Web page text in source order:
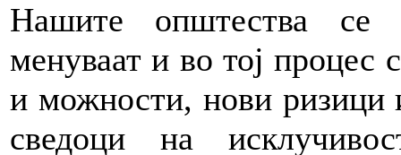
Нашите општества се
менуваат и во тој процес
и можности, нови ризици
сведоци на